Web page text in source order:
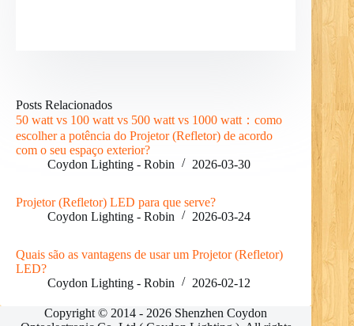
Posts Relacionados
50 watt vs 100 watt vs 500 watt vs 1000 watt：como
escolher a potência do Projetor (Refletor) de acordo
com o seu espaço exterior?
Coydon Lighting - Robin
2026-03-30
Projetor (Refletor) LED para que serve?
Coydon Lighting - Robin
2026-03-24
Quais são as vantagens de usar um Projetor (Refletor)
LED?
Coydon Lighting - Robin
2026-02-12
Copyright © 2014 - 2026 Shenzhen Coydon
ES
FR
RU
IT
NL
PL
RO